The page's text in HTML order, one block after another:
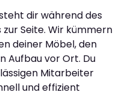
dir während des
Seite. Wir kümmern
deiner Möbel, den
Aufbau vor Ort. Du
Mitarbeiter
und effizient